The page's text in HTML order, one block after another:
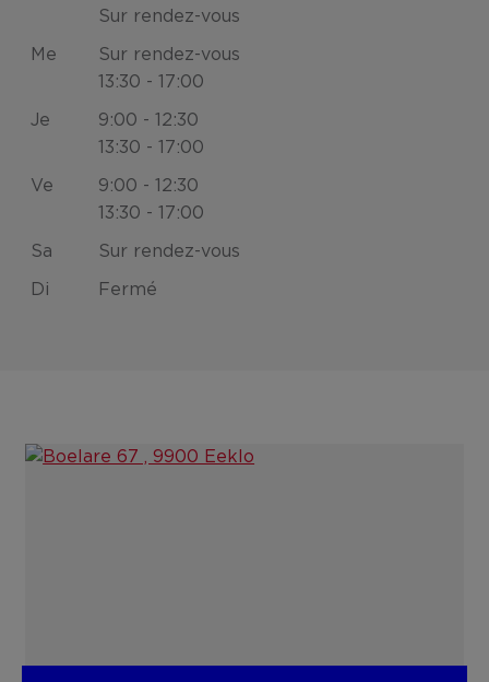
Sur rendez-vous
Me
Sur rendez-vous
13:30 - 17:00
Je
9:00 - 12:30
13:30 - 17:00
Ve
9:00 - 12:30
13:30 - 17:00
Sa Sur rendez-vous
Di Fermé